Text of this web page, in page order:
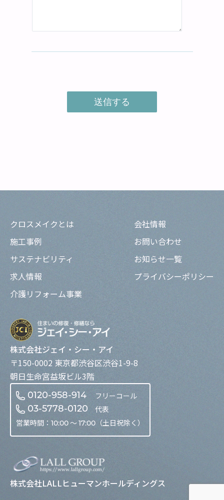
株式会社ジェイ・シー・アイ
〒150-0002 東京都渋谷区渋谷1-9-8
朝日生命宮益坂ビル3階
0120-958-914 フリーコール
03-5778-0120
代表
営業時間： 10:00 〜 17:00 （土日祝除く）
株式会社LALLヒューマンホールディングス
クロスメイクとは
施工事例
サステナビリティ
求人情報
介護リフォーム事業
会社情報
お問い合わせ
お知らせ一覧
プライバシーポリシー